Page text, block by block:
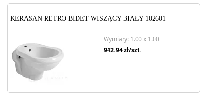
KERASAN RETRO BIDET WISZĄCY BIAŁY 102601
Wymiary: 1.00 x 1.00
942.94zł/szt.